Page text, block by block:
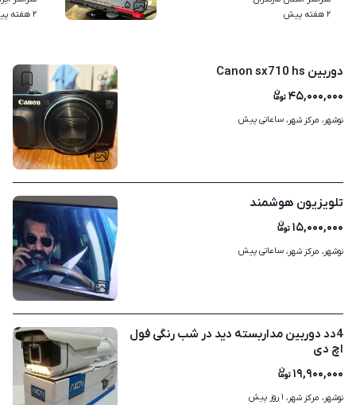
۵
۲ هفته پیش
۲ هفته پیش
۷
دوربین Canon sx710 hs
۴۵,۰۰۰,۰۰۰
نوشهر، مرکز شهر، ساعاتی پیش
۱
تلویزیون هوشمند
۱۵,۰۰۰,۰۰۰
نوشهر، مرکز شهر، ساعاتی پیش
4دد دوربین مداربسته دید در شب رنگی فول
اچ دی
۱۹,۹۰۰,۰۰۰
نوشهر، مرکز شهر، ۱ روز پیش